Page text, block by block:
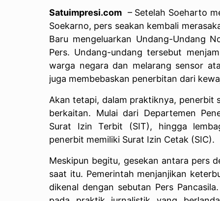
Satuimpresi.com – Setelah Soeharto
Soekarno, pers seakan kembali
Baru mengeluarkan Undang-Undang
Pers. Undang-undang tersebut
warga negara dan melarang sensor
juga membebaskan penerbitan dari
Akan tetapi, dalam praktiknya, penerbit
berkaitan. Mulai dari Departemen
Surat Izin Terbit (SIT), hingga
penerbit memiliki Surat Izin Cetak (SIC).
Meskipun begitu, gesekan antara pers
saat itu. Pemerintah menjanjikan
dikenal dengan sebutan Pers